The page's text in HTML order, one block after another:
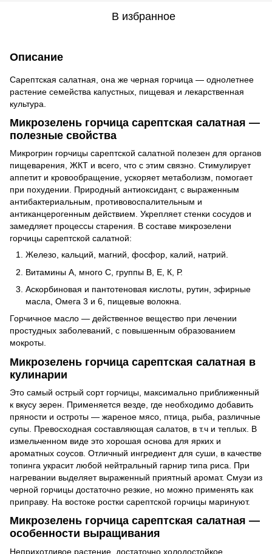
В избранное
Описание
Сарептская салатная, она же черная горчица — однолетнее
растение семейства капустных, пищевая и лекарственная
культура.
Микрозелень горчица сарептская салатная —
полезные свойства
Микрогрин горчицы сарептской салатной полезен для органов
пищеварения, ЖКТ и всего, что с этим связно. Стимулирует
аппетит и кровообращение, ускоряет метаболизм, помогает
при похудении. Природный антиоксидант, с выраженным
антибактериальным, противовоспалительным и
антиканцерогенным действием. Укрепляет стенки сосудов и
замедляет процессы старения. В составе микрозелени
горчицы сарептской салатной:
Железо, кальций, магний, фосфор, калий, натрий.
Витамины А, много С, группы В, Е, К, Р.
Аскорбиновая и пантотеновая кислоты, рутин, эфирные
масла, Омега 3 и 6, пищевые волокна.
Горчичное масло — действенное вещество при лечении
простудных заболеваний, с повышенным образованием
мокроты.
Микрозелень горчица сарептская салатная в
кулинарии
Это самый острый сорт горчицы, максимально приближенный
к вкусу зерен. Применяется везде, где необходимо добавить
пряности и остроты — жареное мясо, птица, рыба, различные
супы. Превосходная составляющая салатов, в т.ч и теплых. В
измельченном виде это хорошая основа для ярких и
ароматных соусов. Отличный ингредиент для суши, в качестве
топинга украсит любой нейтральный гарнир типа риса. При
нагревании выделяет выраженный приятный аромат. Смузи из
черной горчицы достаточно резкие, но можно применять как
приправу. На востоке ростки сарептской горчицы маринуют.
Микрозелень горчица сарептская салатная —
особенности выращивания
Неприхотливое растение, достаточно холодостойкое,